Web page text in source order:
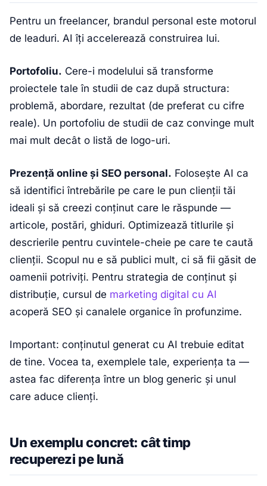
Pentru un freelancer, brandul personal este motorul
de leaduri. AI îți accelerează construirea lui.
Portofoliu. Cere-i modelului să transforme
proiectele tale în studii de caz după structura:
problemă, abordare, rezultat (de preferat cu cifre
reale). Un portofoliu de studii de caz convinge mult
mai mult decât o listă de logo-uri.
Prezență online și SEO personal. Folosește AI ca
să identifici întrebările pe care le pun clienții tăi
ideali și să creezi conținut care le răspunde —
articole, postări, ghiduri. Optimizează titlurile și
descrierile pentru cuvintele-cheie pe care te caută
clienții. Scopul nu e să publici mult, ci să fii găsit de
oamenii potriviți. Pentru strategia de conținut și
distribuție, cursul de marketing digital cu AI
acoperă SEO și canalele organice în profunzime.
Important: conținutul generat cu AI trebuie editat
de tine. Vocea ta, exemplele tale, experiența ta —
astea fac diferența între un blog generic și unul
care aduce clienți.
Un exemplu concret: cât timp
recuperezi pe lună